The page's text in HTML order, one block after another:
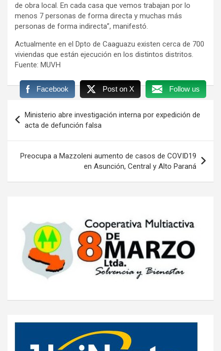
de obra local. En cada casa que vemos trabajan por lo
menos 7 personas de forma directa y muchas más
personas de forma indirecta”, manifestó.
Actualmente en el Dpto de Caaguazu existen cerca de 700
viviendas que están ejecución en los distintos distritos.
Fuente: MUVH
Facebook Post on X Follow us
de
entradas
Ministerio abre investigación interna por expedición de
acta de defunción falsa
Preocupa a Mazzoleni aumento de casos de COVID19
en Asunción, Central y Alto Paraná